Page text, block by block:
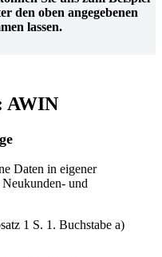
den oben angegebenen
lassen.
AWIN
Daten in eigener
und
1 S. 1. Buchstabe a)